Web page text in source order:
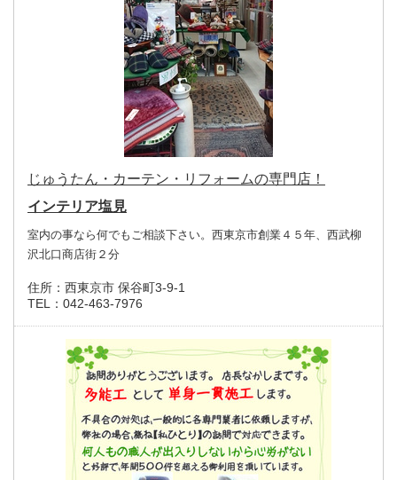
じゅうたん・カーテン・リフォームの専門店！
インテリア塩見
室内の事なら何でもご相談下さい。西東京市創業４５年、西武柳
沢北口商店街２分
住所： 西東京市 保谷町3-9-1
TEL： 042-463-7976